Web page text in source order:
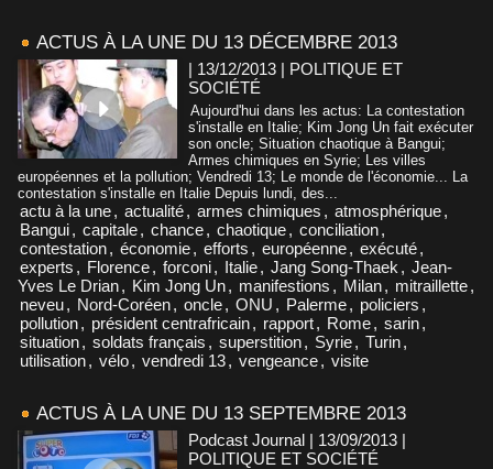
ACTUS À LA UNE DU 13 DÉCEMBRE 2013
| 13/12/2013 | POLITIQUE ET
SOCIÉTÉ
Aujourd'hui dans les actus: La contestation
s'installe en Italie; Kim Jong Un fait exécuter
son oncle; Situation chaotique à Bangui;
Armes chimiques en Syrie; Les villes
européennes et la pollution; Vendredi 13; Le monde de l'économie... La
contestation s'installe en Italie Depuis lundi, des...
actu à la une, actualité, armes chimiques , atmosphérique,
Bangui, capitale, chance, chaotique, conciliation,
contestation, économie, efforts , européenne, exécuté,
experts , Florence, forconi, Italie, Jang Song-Thaek , Jean-
Yves Le Drian, Kim Jong Un, manifestions , Milan, mitraillette,
neveu, Nord-Coréen, oncle, ONU , Palerme, policiers ,
pollution, président centrafricain, rapport, Rome, sarin,
situation, soldats français , superstition, Syrie, Turin,
utilisation, vélo, vendredi 13, vengeance, visite
ACTUS À LA UNE DU 13 SEPTEMBRE 2013
Podcast Journal | 13/09/2013 |
POLITIQUE ET SOCIÉTÉ